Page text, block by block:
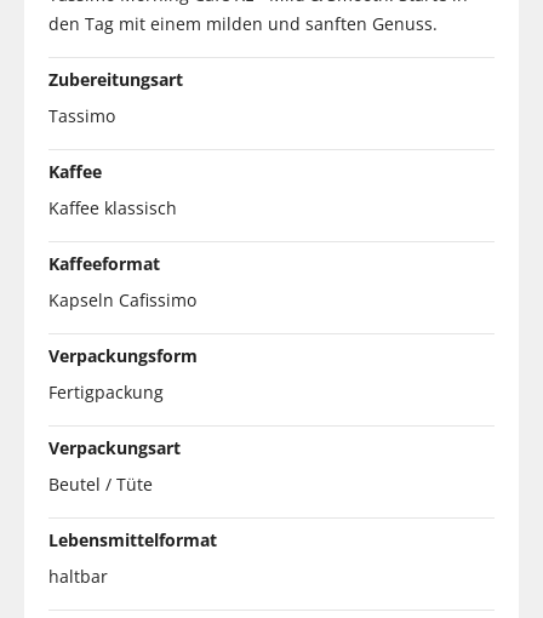
den Tag mit einem milden und sanften Genuss.
Zubereitungsart
Tassimo
Kaffee
Kaffee klassisch
Kaffeeformat
Kapseln Cafissimo
Verpackungsform
Fertigpackung
Verpackungsart
Beutel / Tüte
Lebensmittelformat
haltbar